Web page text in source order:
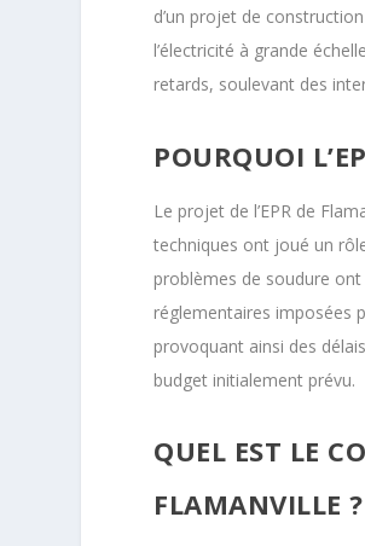
d’un projet de
l’électricité à grande
retards, soulevant des
POURQUOI
Le projet de l’EPR de
techniques ont joué un
problèmes de soudure
réglementaires imposées
provoquant ainsi des
budget initialement prévu.
QUEL EST LE
FLAMANVILLE ?